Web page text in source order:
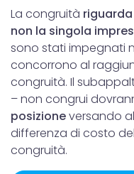
La congruità
non la singola
sono stati impegnati
concorrono al
congruità. Il
– non congrui
posizioneversando
differenza di costo
congruità.